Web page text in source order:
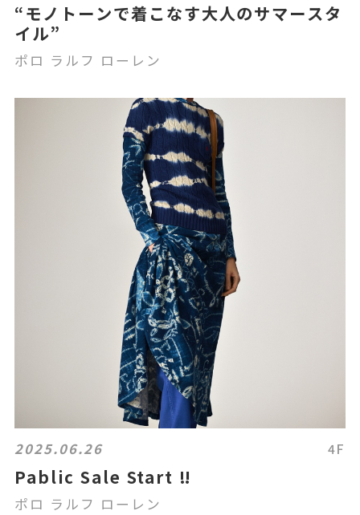
“モノトーンで着こなす大人のサマースタ
イル”
ポロ ラルフ ローレン
2025.06.26 4F
Pablic Sale Start ‼️
ポロ ラルフ ローレン